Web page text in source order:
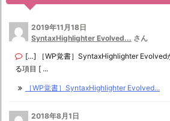
2019年11月18日
SyntaxHighlighter Evolved... さん
[…] ［WP覚書］SyntaxHighlighter Evolved
る項目 [ ...
［WP覚書］SyntaxHighlighter Evolved...
2018年8月1日